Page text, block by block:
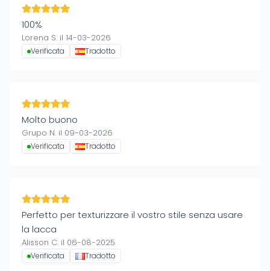
100%
Lorena S. il 14-03-2026
Verificata Tradotto
Molto buono
Grupo N. il 09-03-2026
Verificata Tradotto
Perfetto per texturizzare il vostro stile senza usare
la lacca
Alisson C. il 06-08-2025
Verificata Tradotto